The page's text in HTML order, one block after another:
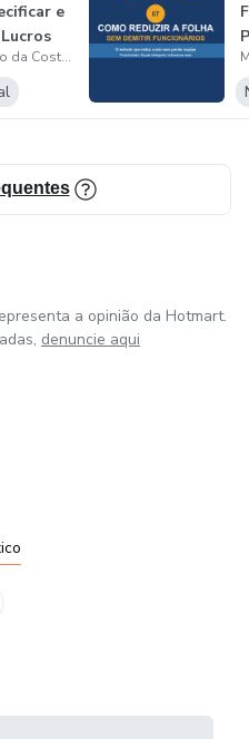
PODERÁ TOMAR
PARA MELHORAR O
QUE TODA SUA
DA GESTÃO.
e
Milton Heleno da Costa Júnior
a opinião da Hotmart.
denuncie aqui